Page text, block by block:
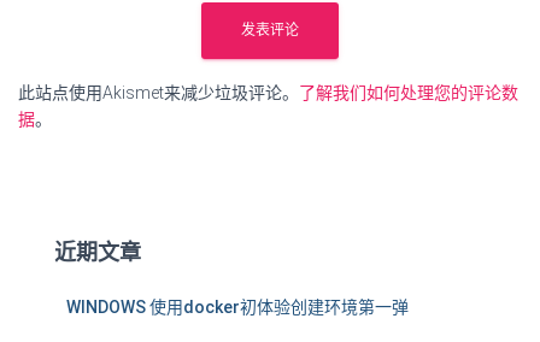
此站点使用Akismet来减少垃圾评论。 了解我们如何处理您的评论数
据。
近期文章
WINDOWS 使用docker初体验创建环境第一弹